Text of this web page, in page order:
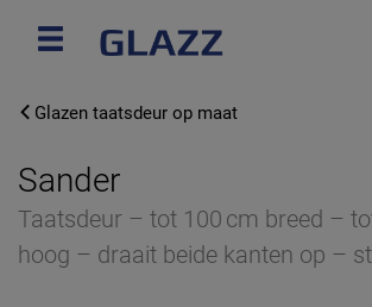
Glazen taatsdeur op maat
Sander
Taatsdeur – tot 100 cm breed –
hoog – draait beide kanten op –